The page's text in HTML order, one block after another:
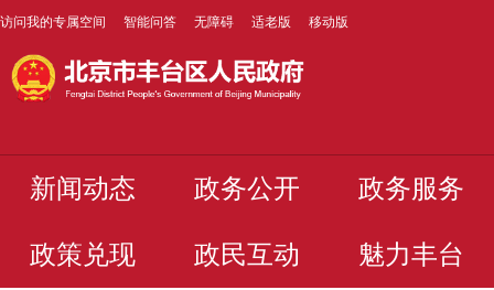
访问我的专属空间 智能问答 无障碍 适老版 移动版
新闻动态 政务公开 政务服务
政策兑现 政民互动 魅力丰台